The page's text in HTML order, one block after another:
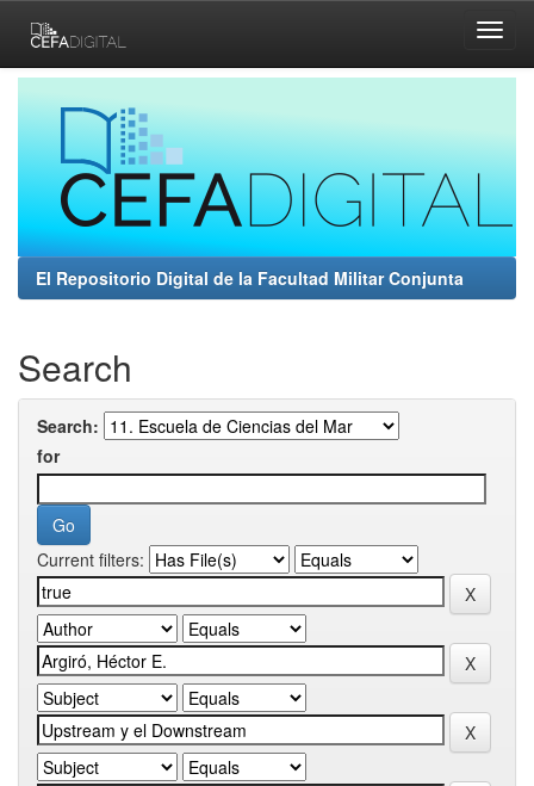
navigation
El Repositorio Digital de la Facultad Militar Conjunta
Search
Search:
for
Current filters: